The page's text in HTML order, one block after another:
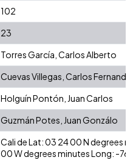
102
23
Torres García, Carlos Alberto
Cuevas Villegas, Carlos Fernando
Holguín Pontón, Juan Carlos
Guzmán Potes, Juan Gonzálo
Cali de Lat: 03 24 00 N degrees
00 W degrees minutes Long: -